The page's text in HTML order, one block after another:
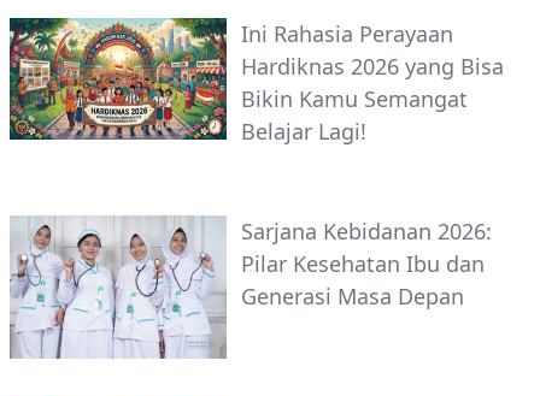
Ini Rahasia Perayaan
Hardiknas 2026 yang Bisa
Bikin Kamu Semangat
Belajar Lagi!
Sarjana Kebidanan 2026:
Pilar Kesehatan Ibu dan
Generasi Masa Depan